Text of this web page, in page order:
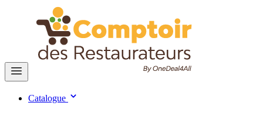
Catalogue